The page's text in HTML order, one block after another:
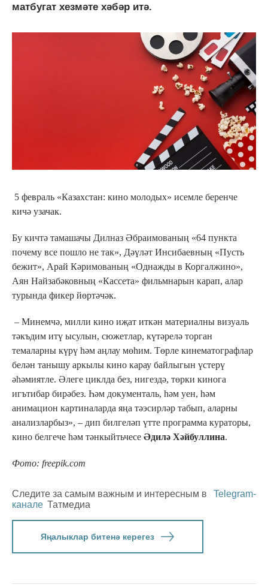
матбугат хезмәте хәбәр итә.
5 февраль «Казахстан: кино молодых» исемле беренче
кичә узачак.
Бу кичтә тамашачы Дилназ Әбраимованың «64 пункта
почему все пошло не так», Дәүләт Инсибаевның «Пусть
бежит», Арай Кәримованың «Однажды в Коргалжино»,
Аян Найзабәковның «Кассета» фильмнарын карап, алар
турында фикер йөртәчәк.
– Минемчә, милли кино иҗат иткән материалны визуаль
тәкъдим итү ысулын, сюжетлар, күтәрелә торган
темаларны күрү һәм аңлау мөһим. Төрле кинематографлар
белән танышу аркылы кино карау байлыгын үстерү
әһәмиятле. Әлеге циклда без, нигездә, төрки кинога
игътибар бирәбез. Һәм документаль, һәм уен, һәм
анимацион картиналарда яңа тәэсирләр табып, аларны
анализларбыз», – дип билгеләп үтте программа кураторы,
кино белгече һәм тәнкыйтьчесе Әдилә Хәйбуллина.
Фото: freepik.com
Следите за самым важным и интересным в
Telegram-
канале Татмедиа
Яңалыклар битенә керегез